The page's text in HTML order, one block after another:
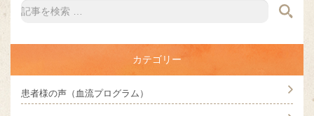
カテゴリー
患者様の声（血流プログラム）